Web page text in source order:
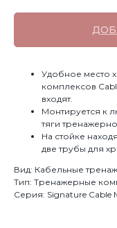
Удобное место
комплексов
входят.
Монтируется к
тяги
На стойке
две трубы для
Вид: Кабельные
Тип: Тренажерные
Серия: Signature Cable